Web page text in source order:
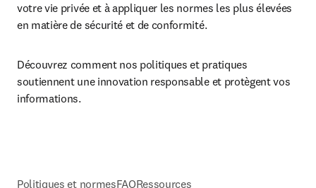
votre vie privée et à appliquer les normes les plus élevées
en matière de sécurité et de conformité.
Découvrez comment nos politiques et pratiques
soutiennent une innovation responsable et protègent vos
informations.
Politiques et normesFAQRessources